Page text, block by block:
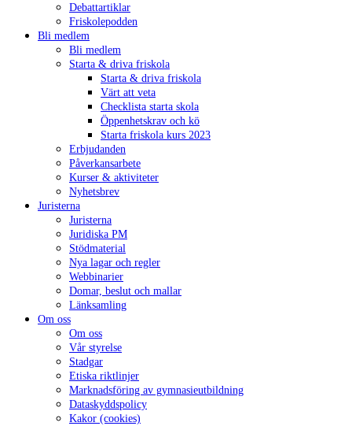
Debattartiklar
Friskolepodden
Bli medlem
Bli medlem
Starta & driva friskola
Starta & driva friskola
Värt att veta
Checklista starta skola
Öppenhetskrav och kö
Starta friskola kurs 2023
Erbjudanden
Påverkansarbete
Kurser & aktiviteter
Nyhetsbrev
Juristerna
Juristerna
Juridiska PM
Stödmaterial
Nya lagar och regler
Webbinarier
Domar, beslut och mallar
Länksamling
Om oss
Om oss
Vår styrelse
Stadgar
Etiska riktlinjer
Marknadsföring av gymnasieutbildning
Dataskyddspolicy
Kakor (cookies)